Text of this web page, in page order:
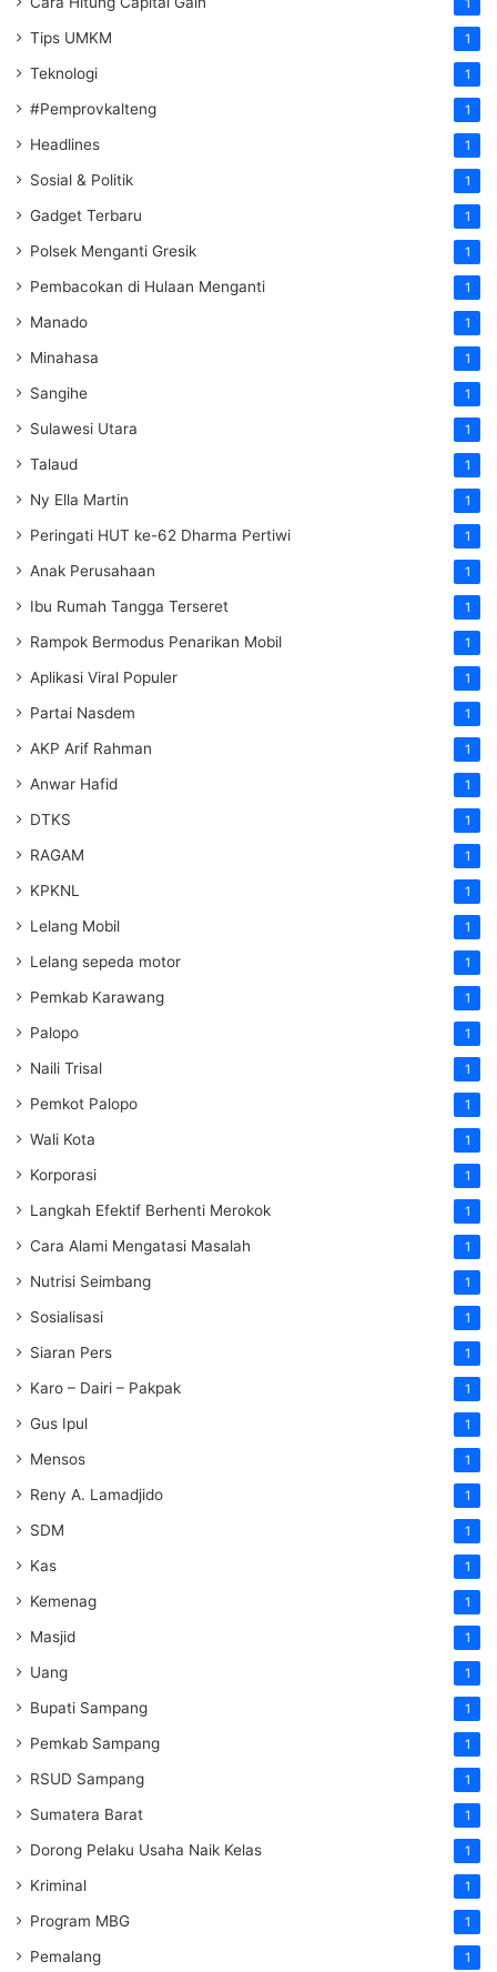
1
Tips UMKM 1
Teknologi 1
#Pemprovkalteng 1
Headlines 1
Sosial & Politik 1
Gadget Terbaru 1
Polsek Menganti Gresik 1
Pembacokan di Hulaan Menganti 1
Manado 1
Minahasa 1
Sangihe 1
Sulawesi Utara 1
Talaud 1
Ny Ella Martin 1
Peringati HUT ke-62 Dharma Pertiwi 1
Anak Perusahaan 1
Ibu Rumah Tangga Terseret 1
Rampok Bermodus Penarikan Mobil 1
Aplikasi Viral Populer 1
Partai Nasdem 1
AKP Arif Rahman 1
Anwar Hafid 1
DTKS 1
RAGAM 1
KPKNL 1
Lelang Mobil 1
Lelang sepeda motor 1
Pemkab Karawang 1
Palopo 1
Naili Trisal 1
Pemkot Palopo 1
Wali Kota 1
Korporasi 1
Langkah Efektif Berhenti Merokok 1
Cara Alami Mengatasi Masalah 1
Nutrisi Seimbang 1
Sosialisasi 1
Siaran Pers 1
Karo – Dairi – Pakpak 1
Gus Ipul 1
Mensos 1
Reny A. Lamadjido 1
SDM 1
Kas 1
Kemenag 1
Masjid 1
Uang 1
Bupati Sampang 1
Pemkab Sampang 1
RSUD Sampang 1
Sumatera Barat 1
Dorong Pelaku Usaha Naik Kelas 1
Kriminal 1
Program MBG 1
Pemalang 1